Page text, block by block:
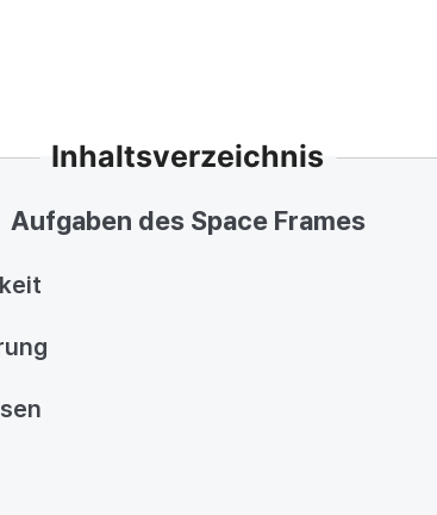
Inhaltsverzeichnis
Aufgaben des Space Frames